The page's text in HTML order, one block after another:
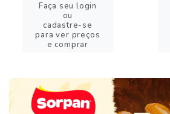
Faça seu login
ou
cadastre-se
para ver preços
e comprar